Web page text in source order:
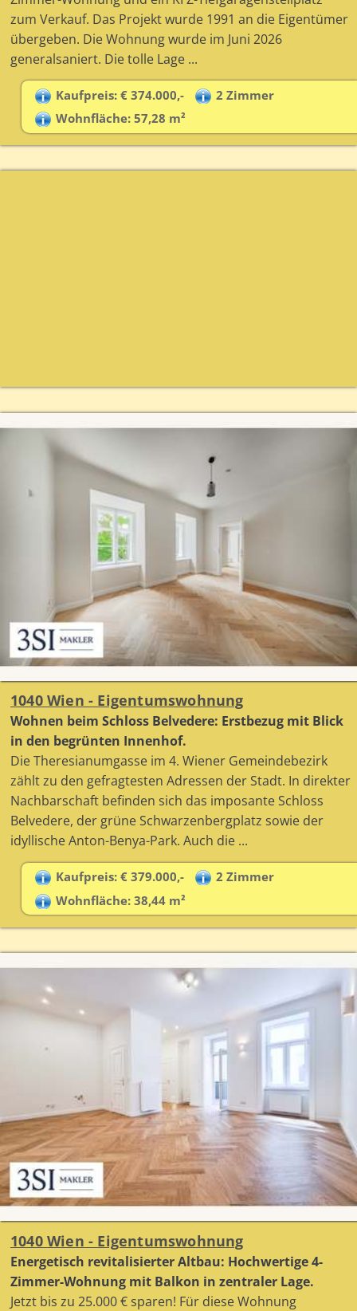
zum Verkauf. Das Projekt wurde 1991 an die Eigentümer
übergeben. Die Wohnung wurde im Juni 2026
generalsaniert. Die tolle Lage ...
Kaufpreis: € 374.000,-
2 Zimmer
Wohnfläche: 57,28 m²
1040 Wien - Eigentumswohnung
Wohnen beim Schloss Belvedere: Erstbezug mit Blick
in den begrünten Innenhof.
Die Theresianumgasse im 4. Wiener Gemeindebezirk
zählt zu den gefragtesten Adressen der Stadt. In direkter
Nachbarschaft befinden sich das imposante Schloss
Belvedere, der grüne Schwarzenbergplatz sowie der
idyllische Anton-Benya-Park. Auch die ...
Kaufpreis: € 379.000,-
2 Zimmer
Wohnfläche: 38,44 m²
1040 Wien - Eigentumswohnung
Energetisch revitalisierter Altbau: Hochwertige 4-
Zimmer-Wohnung mit Balkon in zentraler Lage.
Jetzt bis zu 25.000 € sparen! Für diese Wohnung